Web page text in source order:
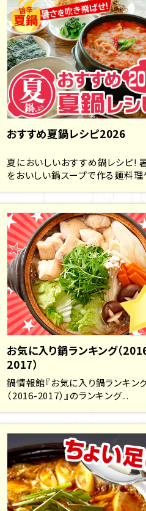
おすすめ夏鍋レシピ2026
夏においしいおすすめ鍋レシピ!
をおいしい鍋スープで作る麺料理
お気に入り鍋ランキング（
2017）
鍋情報館『お気に入り鍋ランキン
（2016-2017）』のランキング...